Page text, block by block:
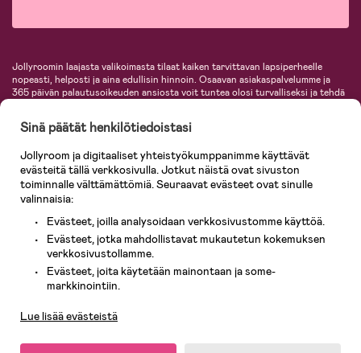
Jollyroomin laajasta valikoimasta tilaat kaiken tarvittavan lapsiperheelle
nopeasti, helposti ja aina edullisin hinnoin. Osaavan asiakaspalvelumme ja
365 päivän palautusoikeuden ansiosta voit tuntea olosi turvalliseksi ja tehdä
lastentarvikkeita sekä paljon muuta. Meiltä löydät lukuisia tunnettuja
KidKraft, Ergobaby, Philips Avent, Neonate, Cybex, LEGO ja monia muita!
Tervetuloa shoppailemaan Pohjoismaiden suurimpaan lastentarvikkeiden
verkkokauppaan!
Sinä päätät henkilötiedoistasi
Jollyroom ja digitaaliset yhteistyökumppanimme käyttävät
evästeitä tällä verkkosivulla. Jotkut näistä ovat sivuston
toiminnalle välttämättömiä. Seuraavat evästeet ovat sinulle
valinnaisia:
Evästeet, joilla analysoidaan verkkosivustomme käyttöä.
Evästeet, jotka mahdollistavat mukautetun kokemuksen
verkkosivustollamme.
Evästeet, joita käytetään mainontaan ja some-
markkinointiin.
Lue lisää evästeistä